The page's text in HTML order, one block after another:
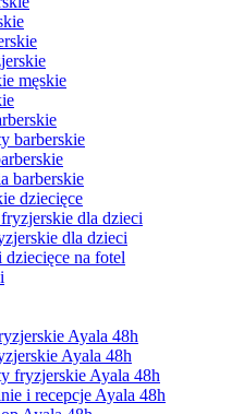
męskie
barberskie
barberskie
dziecięce
dla dzieci
dla dzieci
dziecięce na fotel
Ayala 48h
Ayala 48h
fryzjerskie Ayala 48h
i recepcje Ayala 48h